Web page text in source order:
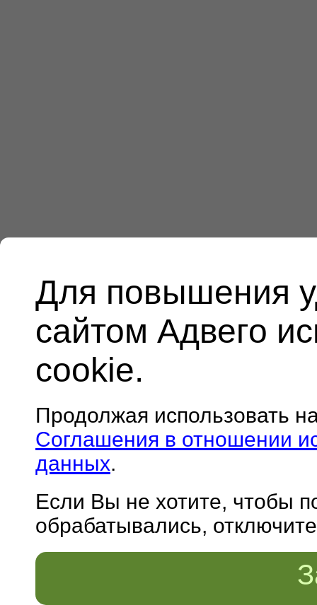
Для повышения
сайтом Адвего
cookie.
Продолжая использовать
Соглашения в отношении
данных.
Если Вы не хотите, чтобы
обрабатывались,